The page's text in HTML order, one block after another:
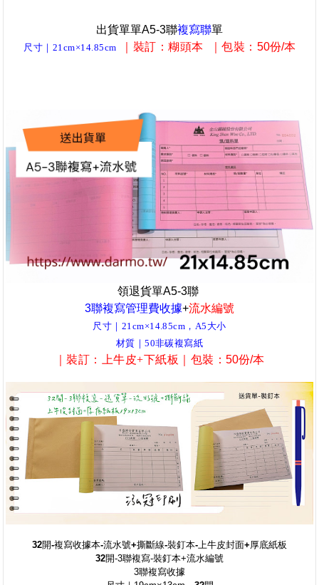
出貨單單A5-3聯複寫聯單
尺寸｜21cm×14.85cm ｜裝訂 ：糊頭本 ｜包裝 ： 50份/本
領退貨單A5-3聯
3聯複寫管理費收據+流水編號
尺寸｜21cm×14.85cm，A5大小
材質｜50非碳複寫紙
｜裝訂 ：上牛皮+下紙板 ｜包裝 ：50份/本
32開-複寫收據本-流水號+撕斷線-裝釘本-上牛皮封面+厚底紙板
32開-3聯複寫-裝釘本+流水編號
3聯複寫收據